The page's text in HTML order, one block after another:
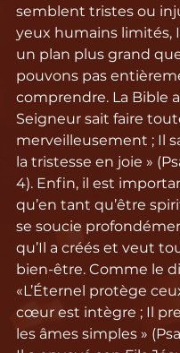
semblent tristes ou
yeux humains limités,
un plan plus grand
pouvons pas
comprendre. La Bible
Seigneur sait faire
merveilleusement ; Il
la tristesse en joie »
4). Enfin, il est
qu’en tant qu’être
se soucie
qu’Il a créés et veut
bien-être. Comme le
«L’Éternel protège
cœur est intègre ; Il
les âmes simples »